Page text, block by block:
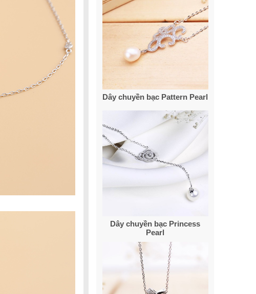
Dây chuyền bạc Pattern Pearl
Dây chuyền bạc Princess
Pearl